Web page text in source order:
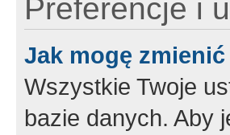
Preferencje i
Jak mogę
Wszystkie Twoje
bazie danych. Aby